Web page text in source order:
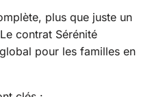
plus que juste un
contrat Sérénité
pour les familles en